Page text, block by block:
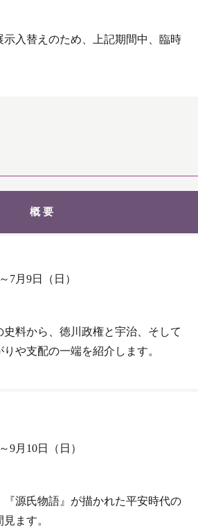
入替えのため、上記期間中、臨時
概要
7月9日（日）
料から、徳川政権と宇治、そして
や支配の一端を紹介します。
9月10日（日）
源氏物語』が描かれた平安時代の
ます。